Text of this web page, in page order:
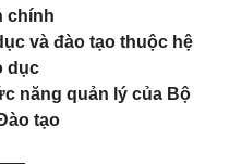
chính
và đào tạo thuộc hệ
dục
năng quản lý của Bộ
tạo